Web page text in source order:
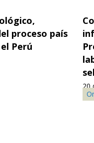
país
20 de